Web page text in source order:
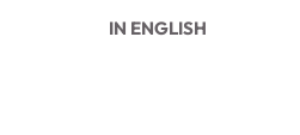
IN ENGLISH